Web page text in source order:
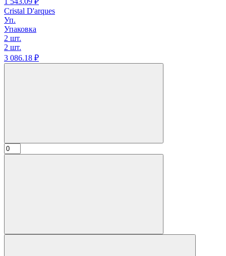
Cristal D'arques
Уп.
Упаковка
2 шт.
2 шт.
3 086.18 ₽